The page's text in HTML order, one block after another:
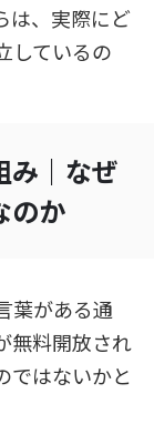
は、実際にど
しているの
み｜なぜ
のか
葉がある通
無料開放され
ではないかと